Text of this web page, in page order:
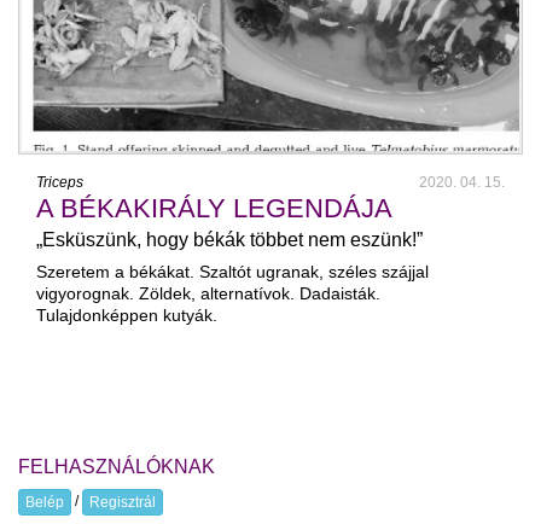
Triceps 2020. 04. 15.
A BÉKAKIRÁLY LEGENDÁJA
„Esküszünk, hogy békák többet nem eszünk!”
Szeretem a békákat. Szaltót ugranak, széles szájjal
vigyorognak. Zöldek, alternatívok. Dadaisták.
Tulajdonképpen kutyák.
FELHASZNÁLÓKNAK
Belép / Regisztrál